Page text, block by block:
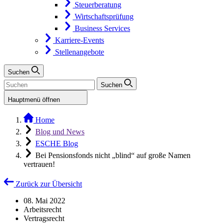
Steuerberatung
Wirtschaftsprüfung
Business Services
Karriere-Events
Stellenangebote
Suchen
Suchen
Hauptmenü öffnen
Home
Blog und News
ESCHE Blog
Bei Pensionsfonds nicht „blind“ auf große Namen
vertrauen!
Zurück zur Übersicht
08. Mai 2022
Arbeitsrecht
Vertragsrecht